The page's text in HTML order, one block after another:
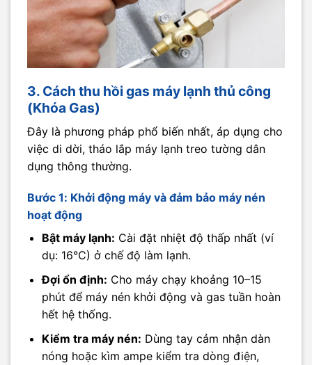
3. Cách thu hồi gas máy lạnh thủ công
(Khóa Gas)
Đây là phương pháp phổ biến nhất, áp dụng cho
việc di dời, tháo lắp máy lạnh treo tường dân
dụng thông thường.
Bước 1: Khởi động máy và đảm bảo máy nén
hoạt động
Bật máy lạnh: Cài đặt nhiệt độ thấp nhất (ví
dụ: 16°C) ở chế độ làm lạnh.
Đợi ổn định: Cho máy chạy khoảng 10–15
phút để máy nén khởi động và gas tuần hoàn
hết hệ thống.
Kiểm tra máy nén: Dùng tay cảm nhận dàn
nóng hoặc kìm ampe kiểm tra dòng điện,